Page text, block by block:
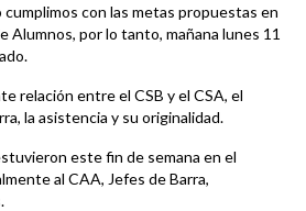
cumplimos con las metas propuestas en
Alumnos, por lo tanto, mañana lunes 11
relación entre el CSB y el CSA, el
la asistencia y su originalidad.
este fin de semana en el
al CAA, Jefes de Barra,